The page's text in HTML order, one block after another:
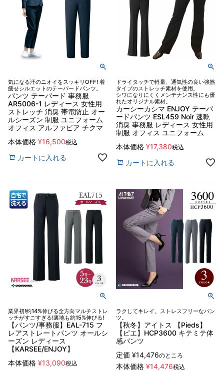
気になる汗のニオイをスッキリOFF! 着
痩せシルエットのテーパードパンツ。
パンツ テーパード 事務服
AR5006-1 レディース 女性用
ストレッチ 消臭 帯電防止 オー
ルシーズン 制服 ユニフォーム
オフィス アルファピア チクマ
本体価格 ¥16,500税込
カートに入れる
ドライタッチで軽量、通気性の良い強撚
タイプのストレッチ素材を使用。
シワになりにくくメンテナンス性にも優
れたオリジナル素材。
カーシーカシマ ENJOY テーパ
ードパンツ ESL459 Noir 速乾
消臭 事務服 レディース 女性用
制服 オフィス ユニフォーム
本体価格 ¥17,380税込
カートに入れる
業界初!約14%伸びる全方向マルチストレ
ッチがすごすぎる!裏地も約15%伸びる!
【パンツ/事務服】EAL-715 フ
レアストレートパンツ オールシ
ーズン レディース
【KARSEE/ENJOY】
本体価格 ¥13,090税込
ラクしてキレイ。ストレスフリーなパン
ツ。
【秋冬】アイトス 【Pieds】
【ピエ】HCP3600 キテミテ体
感パンツ
定価 ¥14,476のところ
本体価格 ¥14,476税込